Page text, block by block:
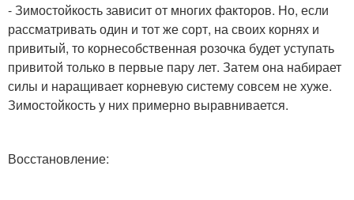
- Зимостойкость зависит от многих факторов. Но, если
рассматривать один и тот же сорт, на своих корнях и
привитый, то корнесобственная розочка будет уступать
привитой только в первые пару лет. Затем она набирает
силы и наращивает корневую систему совсем не хуже.
Зимостойкость у них примерно выравнивается.
Восстановление: